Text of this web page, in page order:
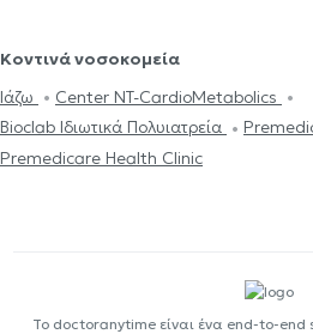
Κοντινά νοσοκομεία
Ιάζω
Center NT-CardioMetabolics
Bioclab Ιδιωτικά Πολυιατρεία
Premedicare Health Clinic
Το doctoranytime είναι ένα end-to-end